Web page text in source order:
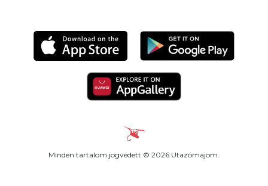
Minden tartalom jogvédett © 2026 Utazómajom.